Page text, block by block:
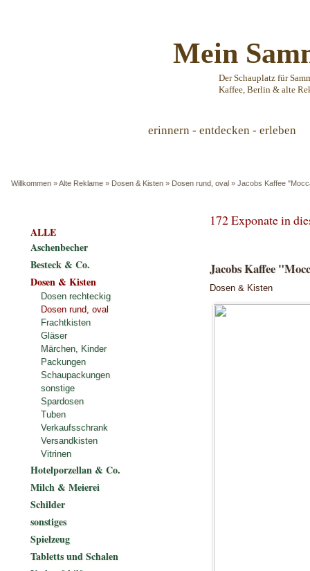
Mein
Der Schauplatz für
Kaffee, Berlin & alte
erinnern - entdecken - erleben
Willkommen »Alte Reklame » Dosen & Kisten » Dosen rund, oval » Jacobs Kaffee
172 Exponate in
Jacobs Kaffee
Dosen & Kisten
ALLE
Aschenbecher
Besteck & Co.
Dosen & Kisten
Dosen rechteckig
Dosen rund, oval
Frachtkisten
Gläser
Märchen, Kinder
Packungen
Schaupackungen
sonstige
Spardosen
Tuben
Verkaufsschrank
Versandkisten
Vitrinen
Hotelporzellan & Co.
Milch & Meierei
Schilder
sonstiges
Spielzeug
Tabletts und Schalen